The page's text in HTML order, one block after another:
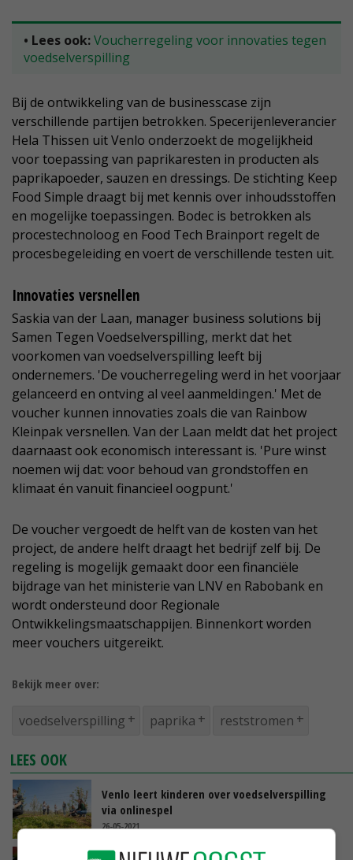
• Lees ook:Voucherregeling voor innovaties tegen
voedselverspilling
Bij de ontwikkeling van de businesscase zijn
verschillende partijen betrokken. Specerijenleverancier
Hela Thissen uit Venlo onderzoekt de mogelijkheid
voor toepassing van paprikaresten in producten als
paprikapoeder, sauzen en dressings. De stichting Keep
Food Simple draagt bij met kennis over inhoudsstoffen
en mogelijke toepassingen. Bodec is betrokken als
procestechnoloog en Food Tech Brainport regelt de
procesbegeleiding en voert de verschillende testen uit.
Innovaties versnellen
Saskia van der Laan, manager business solutions bij
Samen Tegen Voedselverspilling, merkt dat het
voorkomen van voedselverspilling leeft bij
ondernemers. 'De voucherregeling werd in het voorjaar
gelanceerd en ontving al veel aanmeldingen.' Met de
voucher kunnen innovaties zoals die van Rainbow
Kleinpak versnellen. Van der Laan meldt dat het project
daarnaast ook economisch interessant is. 'Pure winst
noemen wij dat: voor behoud van grondstoffen en
klimaat én vanuit financieel oogpunt.'
De voucher vergoedt de helft van de kosten van het
project, de andere helft draagt het bedrijf zelf bij. De
regeling is mogelijk gemaakt door een financiële
bijdrage van het ministerie van LNV en Rabobank en
wordt ondersteund door Regionale
Ontwikkelingsmaatschappijen. Binnenkort worden
meer vouchers uitgereikt.
Bekijk meer over:
voedselverspilling paprika reststromen
LEES OOK
Venlo leert kinderen over voedselverspilling
via onlinespel
26-05-2021